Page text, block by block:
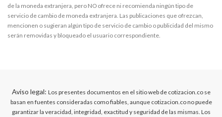
de la moneda extranjera, pero NO ofrece ni recomienda ningún tipo de
servicio de cambio de moneda extranjera. Las publicaciones que ofrezcan,
mencionen o sugieran algún tipo de servicio de cambio o publicidad del mismo
serán removidas y bloqueado el usuario correspondiente.
Aviso legal: Los presentes documentos en el sitio web de cotizacion.co se
basan en fuentes consideradas como fiables, aunque cotizacion.co no puede
garantizar la veracidad, integridad, exactitud y seguridad de las mismas. Los